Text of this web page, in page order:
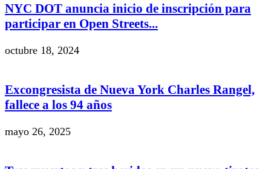
NYC DOT anuncia inicio de inscripción para
participar en Open Streets...
octubre 18, 2024
Excongresista de Nueva York Charles Rangel,
fallece a los 94 años
mayo 26, 2025